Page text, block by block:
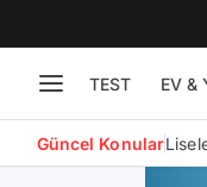
TEST EV &
Güncel Konular